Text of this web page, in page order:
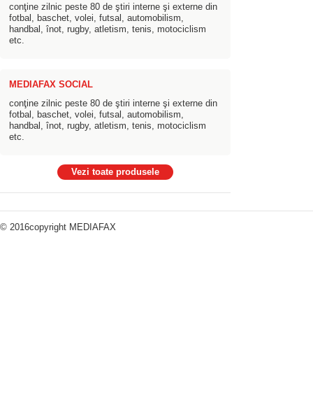
conţine zilnic peste 80 de ştiri interne şi externe din
fotbal, baschet, volei, futsal, automobilism,
handbal, înot, rugby, atletism, tenis, motociclism
etc.
MEDIAFAX SOCIAL
conţine zilnic peste 80 de ştiri interne şi externe din
fotbal, baschet, volei, futsal, automobilism,
handbal, înot, rugby, atletism, tenis, motociclism
etc.
Vezi toate produsele
© 2016copyright MEDIAFAX